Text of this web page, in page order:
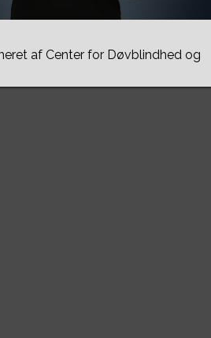
af Center for Døvblindhed og